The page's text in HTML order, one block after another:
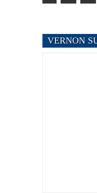
VERNON